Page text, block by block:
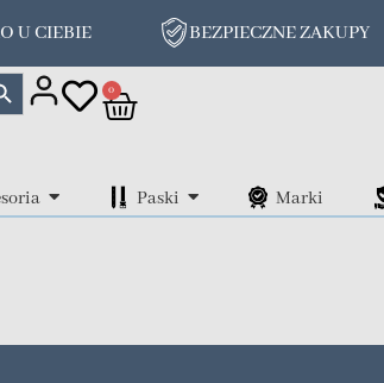
U CIEBIE BEZPIECZNE ZAKUPY
Button
0
Paski Marki